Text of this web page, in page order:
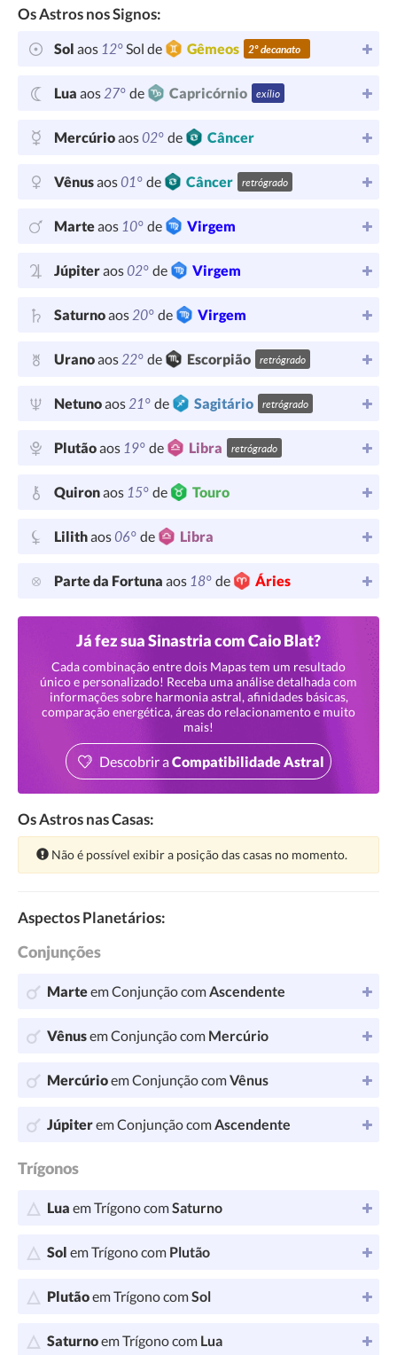
Os Astros nos Signos:
Sol aos 12°Sol de Gêmeos 2º decanato
Lua aos27° de Capricórnio exílio
Mercúrioaos02° de Câncer
Vênusaos01° de Câncer retrógrado
Marteaos 10° de Virgem
Júpiteraos02° de Virgem
Saturnoaos20° de Virgem
Uranoaos22° de Escorpião retrógrado
Netunoaos21° de Sagitário retrógrado
Plutãoaos 19° de Libra retrógrado
Quironaos 15° de Touro
Lilithaos06° de Libra
Parte da Fortuna aos 18° de Áries
Já fez sua Sinastria com Caio Blat?
Cada combinação entre dois Mapas tem um resultado
único e personalizado! Receba uma análise detalhada com
informações sobre harmonia astral, afinidades básicas,
comparação energética, áreas do relacionamento e muito
mais!
Descobrir aCompatibilidade Astral
Os Astros nas Casas:
Atenção:
Não é possível exibir a posição das casas no momento.
Aspectos Planetários:
Conjunções
Marteem Conjunção comAscendente
Vênusem Conjunção com Mercúrio
Mercúrioem Conjunção comVênus
Júpiterem Conjunção comAscendente
Trígonos
Lua em Trígono comSaturno
Sol em Trígono com Plutão
Plutãoem Trígono comSol
Saturnoem Trígono com Lua